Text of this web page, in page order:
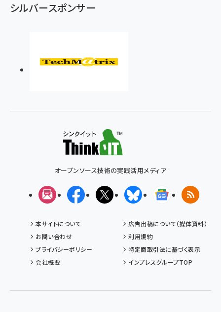
シルバースポンサー
オープンソース技術の実践活用メディア
メルマガFacebookX(エックス)BlueskyGoogleニュ
RSS
本サイトについて
広告出稿について（媒体資料）
お問い合わせ
利用規約
プライバシーポリシー
特定商取引法に基づく表示
会社概要
インプレスグループTOP